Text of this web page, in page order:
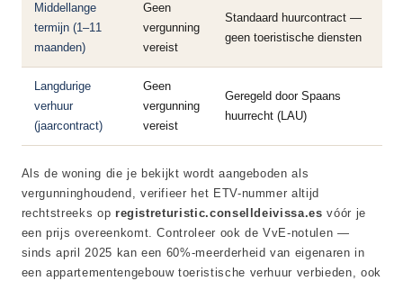
Middellange
termijn (1–11
maanden)
Geen
vergunning
vereist
Standaard huurcontract —
geen toeristische diensten
Langdurige
verhuur
(jaarcontract)
Geen
vergunning
vereist
Geregeld door Spaans
huurrecht (LAU)
Als de woning die je bekijkt wordt aangeboden als
vergunninghoudend, verifieer het ETV-nummer altijd
rechtstreeks op registreturistic.conselldeivissa.es vóór je
een prijs overeenkomt. Controleer ook de VvE-notulen —
sinds april 2025 kan een 60%-meerderheid van eigenaren in
een appartementengebouw toeristische verhuur verbieden, ook